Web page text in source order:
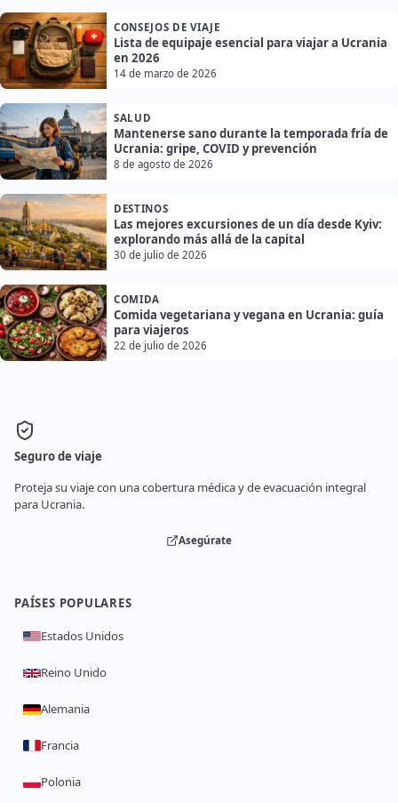
CONSEJOS DE VIAJE
Lista de equipaje esencial para viajar a Ucrania
en 2026
14 de marzo de 2026
SALUD
Mantenerse sano durante la temporada fría de
Ucrania: gripe, COVID y prevención
8 de agosto de 2026
DESTINOS
Las mejores excursiones de un día desde Kyiv:
explorando más allá de la capital
30 de julio de 2026
COMIDA
Comida vegetariana y vegana en Ucrania: guía
para viajeros
22 de julio de 2026
Seguro de viaje
Proteja su viaje con una cobertura médica y de evacuación integral
para Ucrania.
Asegúrate
PAÍSES POPULARES
Estados Unidos
Reino Unido
Alemania
Francia
Polonia